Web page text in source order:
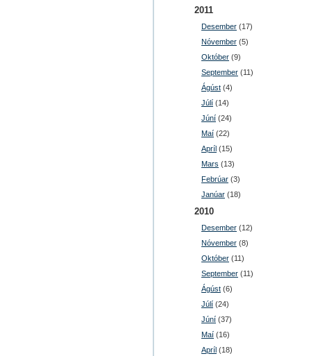
2011
Desember (17)
Nóvember (5)
Október (9)
September (11)
Ágúst (4)
Júlí (14)
Júní (24)
Maí (22)
Apríl (15)
Mars (13)
Febrúar (3)
Janúar (18)
2010
Desember (12)
Nóvember (8)
Október (11)
September (11)
Ágúst (6)
Júlí (24)
Júní (37)
Maí (16)
Apríl (18)